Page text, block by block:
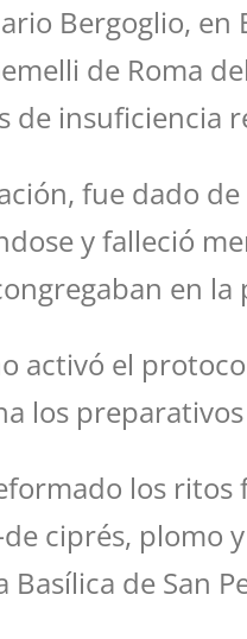
Bergoglio,
de Roma
de insuficiencia
fue dado
y falleció
en la
activó el
los
los
ciprés,
de San